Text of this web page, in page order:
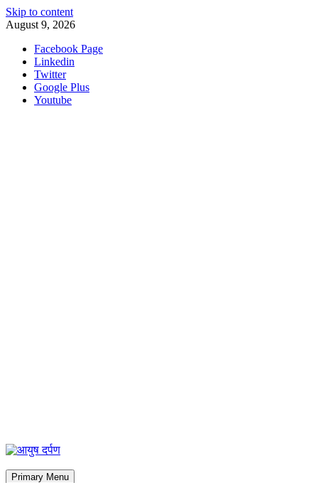
Skip to content
August 9, 2026
Facebook Page
Linkedin
Twitter
Google Plus
Youtube
Primary Menu